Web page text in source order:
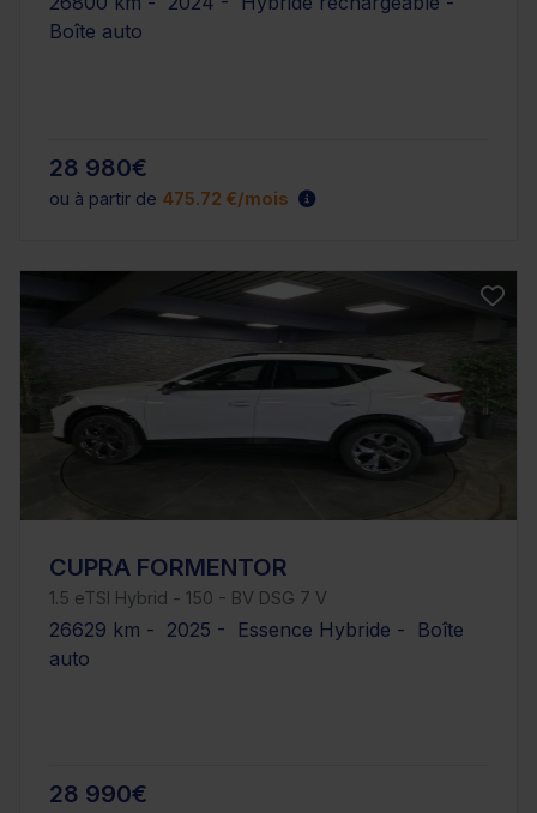
Boîte auto
28 980€
ou à partir de 475.72 €/mois
CUPRA FORMENTOR
1.5 eTSI Hybrid - 150 - BV DSG 7 V
26629 km - 2025 - Essence Hybride - Boîte
auto
28 990€